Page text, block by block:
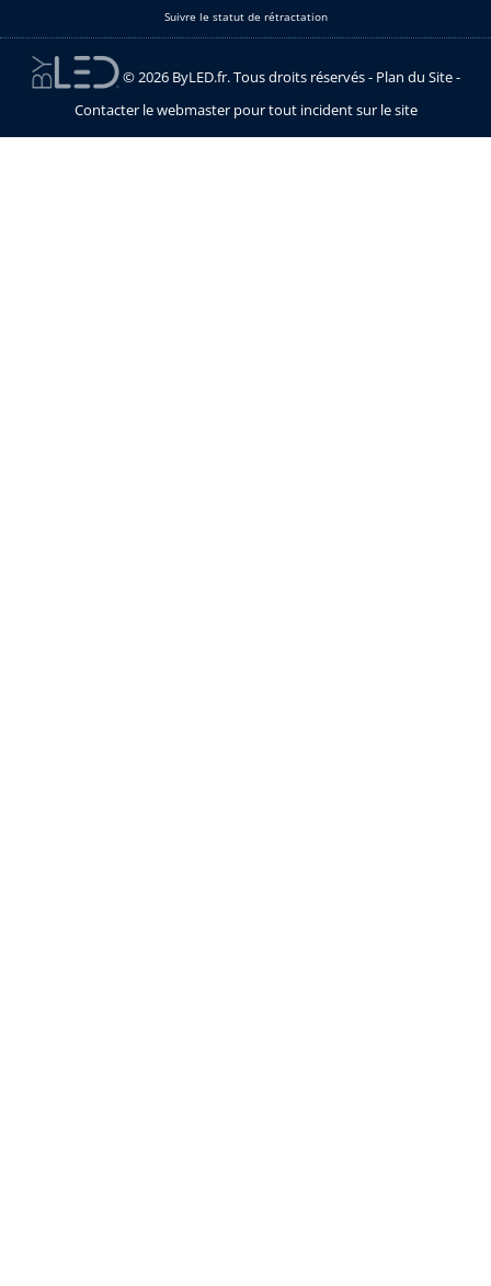
Suivre le statut de rétractation
© 2026 ByLED.fr. Tous droits réservés - Plan du Site-
Contacter le webmaster pour tout incident sur le site